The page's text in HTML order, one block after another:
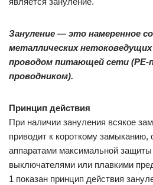
Зануление — это намеренное
металлических
проводом питающей сети (PE-
проводником).
Принцип действия
При наличии зануления всякое
приводит к короткому
аппаратами максимальной
выключателями или плавкими
1 показан принцип действия